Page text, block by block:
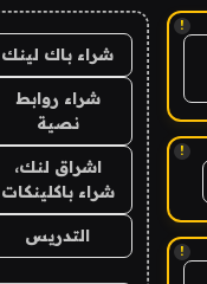
!
!
!
شراء باك لينك
شراء روابط
نصية
اشراق لنك،
شراء باكلينكات
التدريس